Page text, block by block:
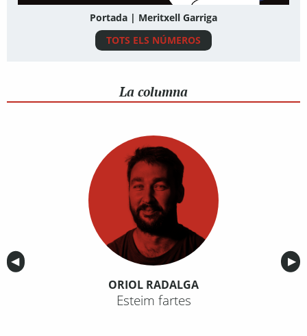
Portada | Meritxell Garriga
TOTS ELS NÚMEROS
La columna
Anterior
◀︎ ▶︎
ORIOL RADALGA
Esteim fartes